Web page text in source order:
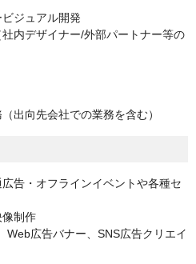
ジュアル開発
内デザイナー/外部パートナー等の
出向先会社での業務を含む）
告・オフラインイベントや各種セ
像制作
Web広告バナー、SNS広告クリエイ